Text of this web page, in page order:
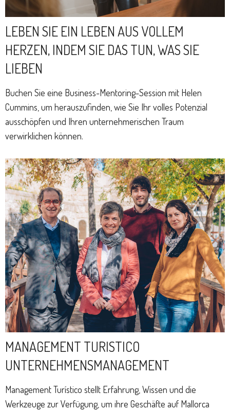
LEBEN SIE EIN LEBEN AUS VOLLEM
HERZEN, INDEM SIE DAS TUN, WAS SIE
LIEBEN
Buchen Sie eine Business-Mentoring-Session mit Helen
Cummins, um herauszufinden, wie Sie Ihr volles Potenzial
ausschöpfen und Ihren unternehmerischen Traum
verwirklichen können.
MANAGEMENT TURISTICO
UNTERNEHMENSMANAGEMENT
Management Turístico stellt Erfahrung, Wissen und die
Werkzeuge zur Verfügung, um ihre Geschäfte auf Mallorca